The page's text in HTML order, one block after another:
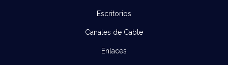
Escritorios
Canales de Cable
Enlaces